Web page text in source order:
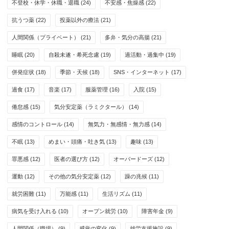
不登校・休学・休職・退職 (24) 不安感・焦燥感 (22)
抗うつ薬 (22) 投薬以外の療法 (21)
人間関係（プライベート） (21) 多弁・気分の高揚 (21)
睡眠 (20) 自殺未遂・希死念慮 (19) 過活動・過集中 (19)
併発症状 (18) 季節・天候 (18) SNS・インターネット (17)
過食 (17) 音楽 (17) 服薬管理 (16) 入院 (15)
倦怠感 (15) 気分安定薬（ラミクタール） (14)
感情のコントロール (14) 無気力・無感情・無力感 (14)
不眠 (13) めまい・頭痛・吐き気 (13) 趣味 (13)
罪悪感 (12) 医者の選び方 (12) オーバードーズ (12)
運動 (12) その他の気分安定薬 (12) 躁の兆候 (11)
就労困難 (11) 万能感 (11) 生活リズム (11)
病気を受け入れる (10) オープン就労 (10) 障害年金 (9)